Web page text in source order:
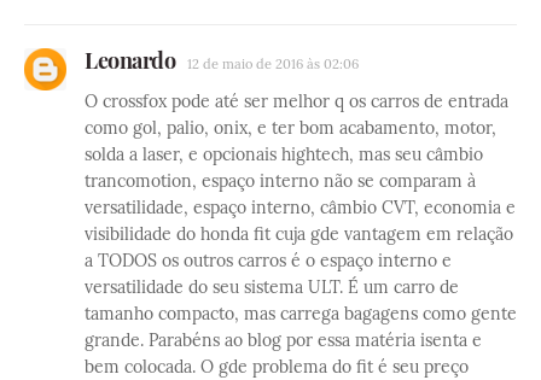
Leonardo 12 de maio de 2016 às 02:06
O crossfox pode até ser melhor q os carros de entrada
como gol, palio, onix, e ter bom acabamento, motor,
solda a laser, e opcionais hightech, mas seu câmbio
trancomotion, espaço interno não se comparam à
versatilidade, espaço interno, câmbio CVT, economia e
visibilidade do honda fit cuja gde vantagem em relação
a TODOS os outros carros é o espaço interno e
versatilidade do seu sistema ULT. É um carro de
tamanho compacto, mas carrega bagagens como gente
grande. Parabéns ao blog por essa matéria isenta e
bem colocada. O gde problema do fit é seu preço